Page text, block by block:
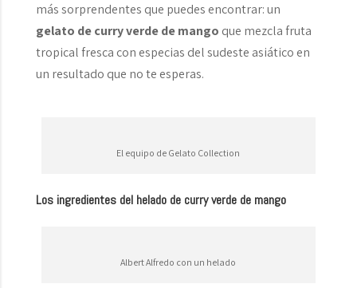
más sorprendentes que puedes encontrar: un
gelato de curry verde de mango que mezcla fruta
tropical fresca con especias del sudeste asiático en
un resultado que no te esperas.
El equipo de Gelato Collection
Los ingredientes del helado de curry verde de mango
Albert Alfredo con un helado